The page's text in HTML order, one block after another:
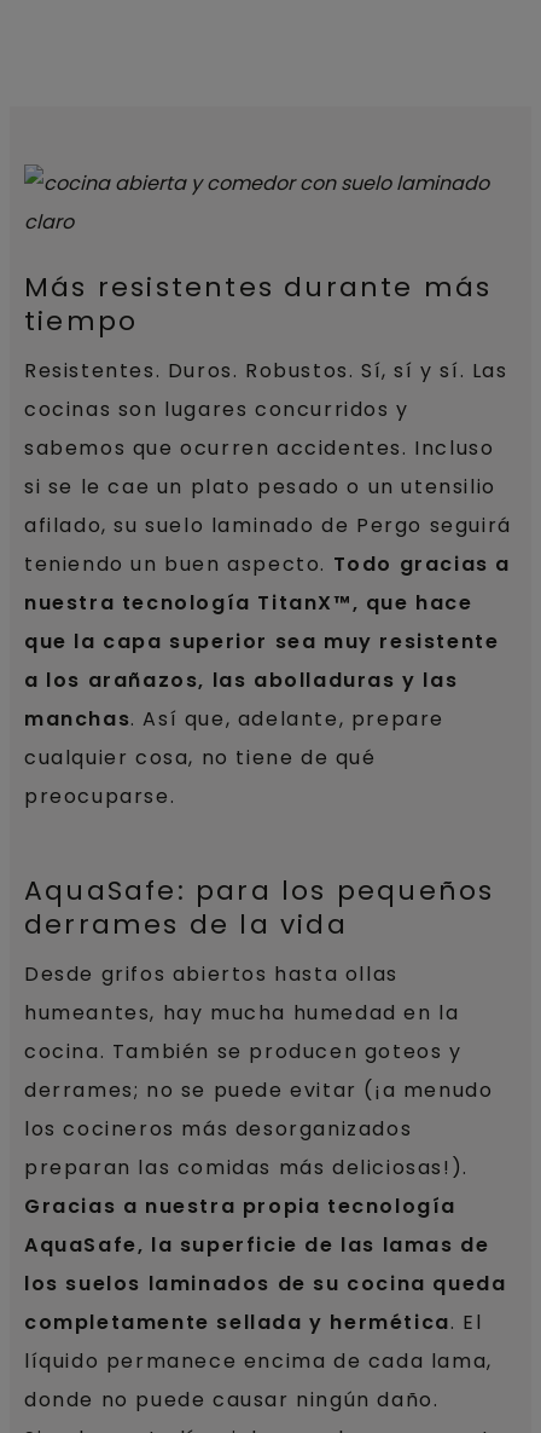
Más resistentes durante más
tiempo
Resistentes. Duros. Robustos. Sí, sí y sí. Las
cocinas son lugares concurridos y
sabemos que ocurren accidentes. Incluso
si se le cae un plato pesado o un utensilio
afilado, su suelo laminado de Pergo seguirá
teniendo un buen aspecto. Todo gracias a
nuestra tecnología TitanX™, que hace
que la capa superior sea muy resistente
a los arañazos, las abolladuras y las
manchas. Así que, adelante, prepare
cualquier cosa, no tiene de qué
preocuparse.
AquaSafe: para los pequeños
derrames de la vida
Desde grifos abiertos hasta ollas
humeantes, hay mucha humedad en la
cocina. También se producen goteos y
derrames; no se puede evitar (¡a menudo
los cocineros más desorganizados
preparan las comidas más deliciosas!).
Gracias a nuestra propia tecnología
AquaSafe, la superficie de las lamas de
los suelos laminados de su cocina queda
completamente sellada y hermética. El
líquido permanece encima de cada lama,
donde no puede causar ningún daño.